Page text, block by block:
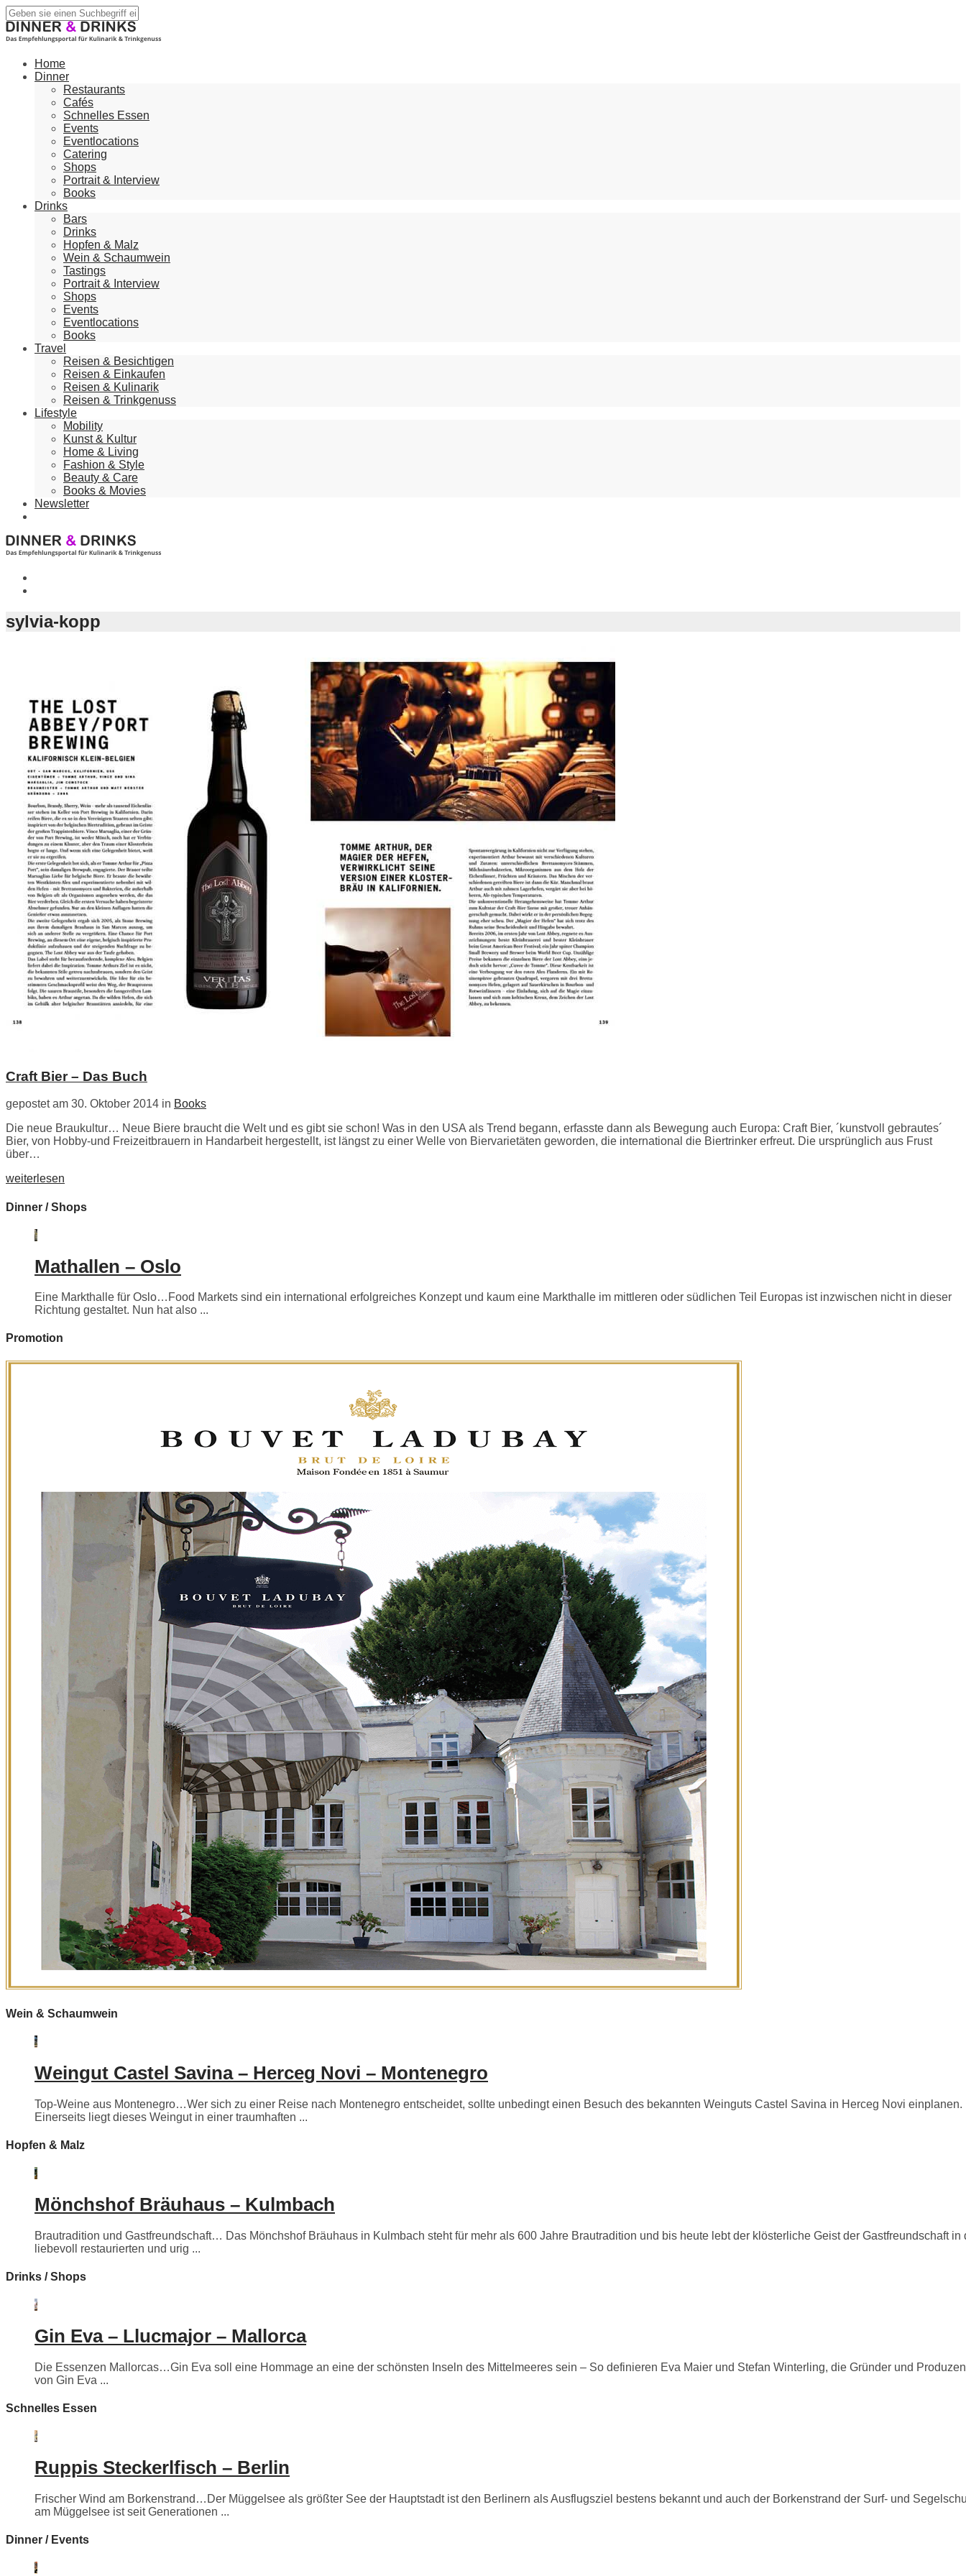
Home
Dinner
Restaurants
Cafés
Schnelles Essen
Events
Eventlocations
Catering
Shops
Portrait & Interview
Books
Drinks
Bars
Drinks
Hopfen & Malz
Wein & Schaumwein
Tastings
Portrait & Interview
Shops
Events
Eventlocations
Books
Travel
Reisen & Besichtigen
Reisen & Einkaufen
Reisen & Kulinarik
Reisen & Trinkgenuss
Lifestyle
Mobility
Kunst & Kultur
Home & Living
Fashion & Style
Beauty & Care
Books & Movies
Newsletter
sylvia-kopp
Craft Bier – Das Buch
gepostet am 30. Oktober 2014 in Books
Die neue Braukultur… Neue Biere braucht die Welt und es gibt sie schon! Was in den USA als Trend begann, erfasste dann als Bewegung auch Europa: Craft Bier, ´kunstvoll gebrautes´
Bier, von Hobby-und Freizeitbrauern in Handarbeit hergestellt, ist längst zu einer Welle von Biervarietäten geworden, die international die Biertrinker erfreut. Die ursprünglich aus Frust
über…
weiterlesen
Dinner / Shops
Mathallen – Oslo
Eine Markthalle für Oslo…Food Markets sind ein international erfolgreiches Konzept und kaum eine Markthalle im mittleren oder südlichen Teil Europas ist inzwischen nicht in dieser
Richtung gestaltet. Nun hat also ...
Promotion
Wein & Schaumwein
Weingut Castel Savina – Herceg Novi – Montenegro
Top-Weine aus Montenegro…Wer sich zu einer Reise nach Montenegro entscheidet, sollte unbedingt einen Besuch des bekannten Weinguts Castel Savina in Herceg Novi einplanen.
Einerseits liegt dieses Weingut in einer traumhaften ...
Hopfen & Malz
Mönchshof Bräuhaus – Kulmbach
Brautradition und Gastfreundschaft… Das Mönchshof Bräuhaus in Kulmbach steht für mehr als 600 Jahre Brautradition und bis heute lebt der klösterliche Geist der Gastfreundschaft in
liebevoll restaurierten und urig ...
Drinks / Shops
Gin Eva – Llucmajor – Mallorca
Die Essenzen Mallorcas…Gin Eva soll eine Hommage an eine der schönsten Inseln des Mittelmeeres sein – So definieren Eva Maier und Stefan Winterling, die Gründer und
von Gin Eva ...
Schnelles Essen
Ruppis Steckerlfisch – Berlin
Frischer Wind am Borkenstrand…Der Müggelsee als größter See der Hauptstadt ist den Berlinern als Ausflugsziel bestens bekannt und auch der Borkenstrand der Surf- und
am Müggelsee ist seit Generationen ...
Dinner / Events